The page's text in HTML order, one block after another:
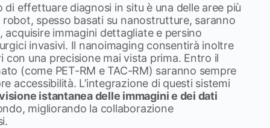
di effettuare diagnosi in situ è una delle aree più
spesso basati su nanostrutture, saranno
acquisire immagini dettagliate e persino
invasivi. Il nanoimaging consentirà inoltre
una precisione mai vista prima. Entro il
(come PET-RM e TAC-RM) saranno sempre
accessibilità. L’integrazione di questi sistemi
istantanea delle immagini e dei dati
migliorando la collaborazione